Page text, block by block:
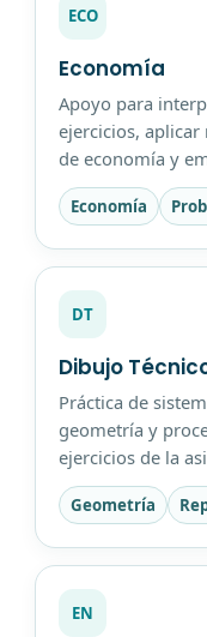
ECO
Economía
Apoyo para
ejercicios,
de economía y
Economía
DT
Dibujo
Práctica de
geometría y
ejercicios de la
Geometría
EN